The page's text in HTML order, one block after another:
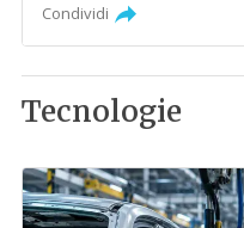
Condividi
Tecnologie